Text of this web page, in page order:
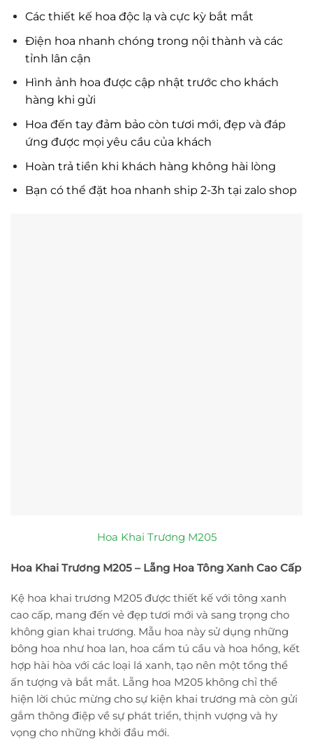
Các thiết kế hoa độc lạ và cực kỳ bắt mắt
Điện hoa nhanh chóng trong nội thành và các
tỉnh lân cận
Hình ảnh hoa được cập nhật trước cho khách
hàng khi gửi
Hoa đến tay đảm bảo còn tươi mới, đẹp và đáp
ứng được mọi yêu cầu của khách
Hoàn trả tiền khi khách hàng không hài lòng
Bạn có thể đặt hoa nhanh ship 2-3h tại zalo shop
Hoa Khai Trương M205
Hoa Khai Trương M205 – Lẵng Hoa Tông Xanh Cao Cấp
Kệ hoa khai trương M205 được thiết kế với tông xanh
cao cấp, mang đến vẻ đẹp tươi mới và sang trọng cho
không gian khai trương. Mẫu hoa này sử dụng những
bông hoa như hoa lan, hoa cẩm tú cầu và hoa hồng, kết
hợp hài hòa với các loại lá xanh, tạo nên một tổng thể
ấn tượng và bắt mắt. Lẵng hoa M205 không chỉ thể
hiện lời chúc mừng cho sự kiện khai trương mà còn gửi
gắm thông điệp về sự phát triển, thịnh vượng và hy
vọng cho những khởi đầu mới.